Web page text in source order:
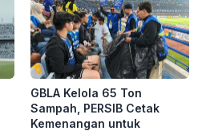
GBLA Kelola 65 Ton
Sampah, PERSIB Cetak
Kemenangan untuk